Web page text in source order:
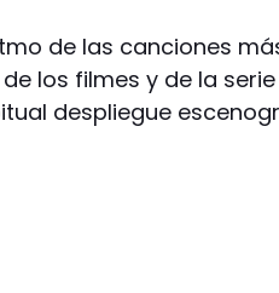
de las canciones
los filmes y de la serie
despliegue